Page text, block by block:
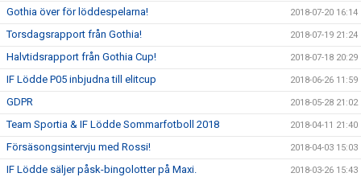
Gothia över för löddespelarna! 2018-07-20 16:14
Torsdagsrapport från Gothia! 2018-07-19 21:24
Halvtidsrapport från Gothia Cup! 2018-07-18 20:29
IF Lödde P05 inbjudna till elitcup 2018-06-26 11:59
GDPR 2018-05-28 21:02
Team Sportia & IF Lödde Sommarfotboll 2018 2018-04-11 21:40
Försäsongsintervju med Rossi! 2018-04-03 15:03
IF Lödde säljer påsk-bingolotter på Maxi. 2018-03-26 15:43